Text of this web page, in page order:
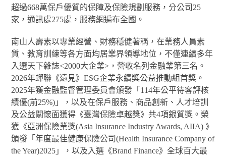
超過668萬保戶優質的保障及保險規劃服務，分公司25
家，通訊處275處，服務網遍布全國。
南山人壽素以專業經營、財務穩健著稱，在業務人員素
質、教育訓練等各方面均居業界領導地位，不僅連續多年
入選天下雜誌<2000大企業>，營收名列金融業第三名。
2026年蟬聯《遠見》ESG企業永續獎公益推動組首獎。
2025年獲金融監督管理委員會頒發「114年公平待客評核
績優(前25%)」，以及在保戶服務、商品創新、人才培訓
及公益關懷面獲得《臺灣保險卓越獎》共4項銀質獎。榮
獲《亞洲保險業獎(Asia Insurance Industry Awards, AIIA) 》
頒發「年度最佳健康保險公司(Health Insurance Company of
the Year)2025」，以及入選《Brand Finance》全球百大最